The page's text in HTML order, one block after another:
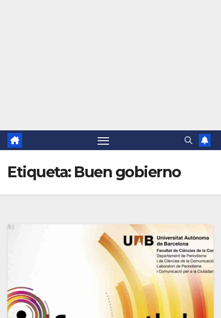
Etiqueta: Buen gobierno